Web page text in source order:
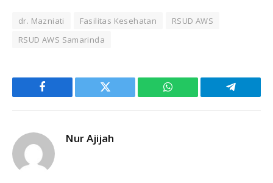
dr. Mazniati Fasilitas Kesehatan
RSUD AWS
RSUD AWS Samarinda
Facebook Twitter WhatsApp Telegram
Nur Ajijah